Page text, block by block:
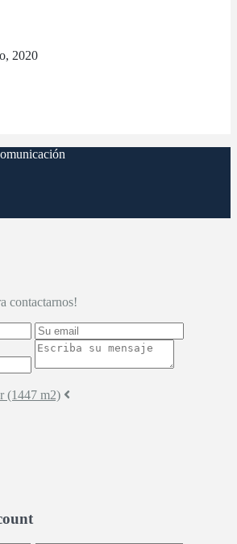
2020
contactarnos!
(1447 m2)